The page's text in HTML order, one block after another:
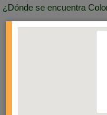
¿Dónde se encuentra